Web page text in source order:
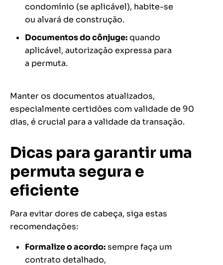
condomínio (se aplicável), habite-se
ou alvará de construção.
Documentos do cônjuge:quando
aplicável, autorização expressa para
a permuta.
Manter os documentos atualizados,
especialmente certidões com validade de 90
dias, é crucial para a validade da transação.
Dicas para garantir uma
permuta segura e
eficiente
Para evitar dores de cabeça, siga estas
recomendações:
Formalize o acordo:sempre faça um
contrato detalhado,